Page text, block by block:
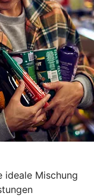
ideale Mischung